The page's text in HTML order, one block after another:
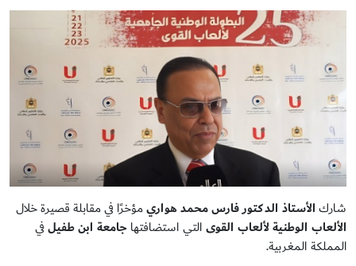
شاركالأستاذ الدكتور فارس محمد هواريمؤخرًا في مقابلة قصيرة خلال
الألعاب الوطنية لألعاب القوىالتي استضافتهاجامعة ابن طفيلفي
المملكة المغربية.